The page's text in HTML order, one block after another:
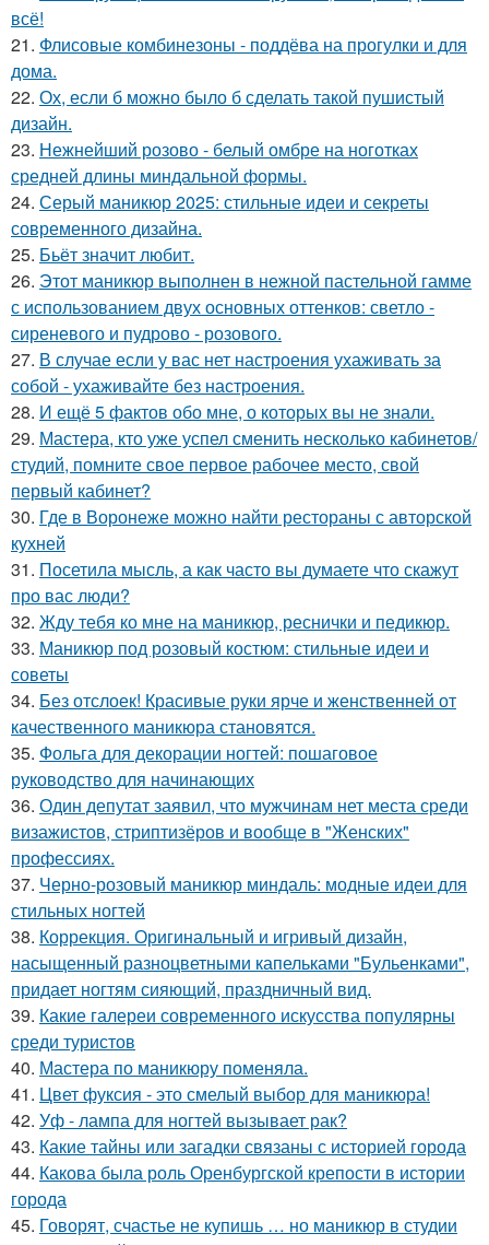
всё!
21. Флисовые комбинезоны - поддёва на прогулки и для
дома.
22. Ох, если б можно было б сделать такой пушистый
дизайн.
23. Нежнейший розово - белый омбре на ноготках
средней длины миндальной формы.
24. Серый маникюр 2025: стильные идеи и секреты
современного дизайна.
25. Бьёт значит любит.
26. Этот маникюр выполнен в нежной пастельной гамме
с использованием двух основных оттенков: светло -
сиреневого и пудрово - розового.
27. В случае если у вас нет настроения ухаживать за
собой - ухаживайте без настроения.
28. И ещё 5 фактов обо мне, о которых вы не знали.
29. Мастера, кто уже успел сменить несколько кабинетов/
студий, помните свое первое рабочее место, свой
первый кабинет?
30. Где в Воронеже можно найти рестораны с авторской
кухней
31. Посетила мысль, а как часто вы думаете что скажут
про вас люди?
32. Жду тебя ко мне на маникюр, реснички и педикюр.
33. Маникюр под розовый костюм: стильные идеи и
советы
34. Без отслоек! Красивые руки ярче и женственней от
качественного маникюра становятся.
35. Фольга для декорации ногтей: пошаговое
руководство для начинающих
36. Один депутат заявил, что мужчинам нет места среди
визажистов, стриптизёров и вообще в "Женских"
профессиях.
37. Черно-розовый маникюр миндаль: модные идеи для
стильных ногтей
38. Коррекция. Оригинальный и игривый дизайн,
насыщенный разноцветными капельками "Бульенками",
придает ногтям сияющий, праздничный вид.
39. Какие галереи современного искусства популярны
среди туристов
40. Мастера по маникюру поменяла.
41. Цвет фуксия - это смелый выбор для маникюра!
42. Уф - лампа для ногтей вызывает рак?
43. Какие тайны или загадки связаны с историей города
44. Какова была роль Оренбургской крепости в истории
города
45. Говорят, счастье не купишь … но маникюр в студии